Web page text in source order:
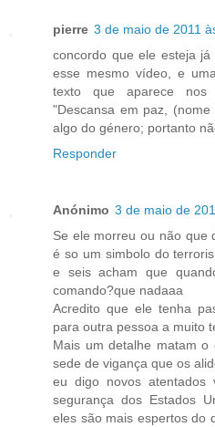
pierre 3 de maio de 2011
concordo que ele esteja
esse mesmo vídeo, e
texto que aparece
"Descansa em paz,
algo do género; portanto
Responder
Anónimo 3 de maio de
Se ele morreu ou não que
é so um simbolo do
e seis acham que
comando?que nadaaa
Acredito que ele tenha
para outra pessoa a muito
Mais um detalhe matam o
sede de vigança que os
eu digo novos
segurança dos Estados
eles são mais espertos do